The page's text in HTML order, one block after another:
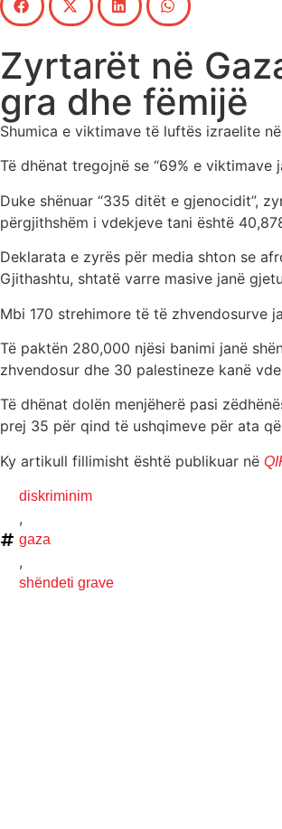
Zyrtarët në
gra dhe fëmijë
Shumica e viktimave të luftës izraelite
Të dhënat tregojnë se “69% e viktimave
Duke shënuar “335 ditët e gjenocidit”,
përgjithshëm i vdekjeve tani është
Deklarata e zyrës për media shton se
Gjithashtu, shtatë varre masive janë
Mbi 170 strehimore të të zhvendosurve
Të paktën 280,000 njësi banimi janë
zhvendosur dhe 30 palestineze kanë
Të dhënat dolën menjëherë pasi
prej 35 për qind të ushqimeve për ata
Ky artikull fillimisht është publikuar në
diskriminim
,
gaza
,
shëndeti grave